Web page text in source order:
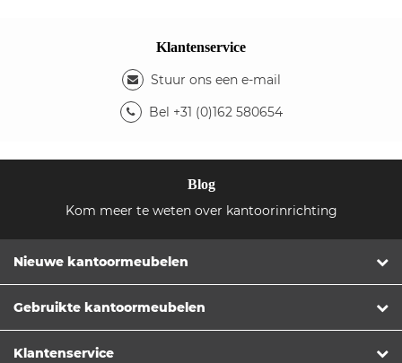
Klantenservice
Stuur ons een e-mail
Bel +31 (0)162 580654
Blog
Kom meer te weten over kantoorinrichting
Nieuwe kantoormeubelen
Gebruikte kantoormeubelen
Klantenservice